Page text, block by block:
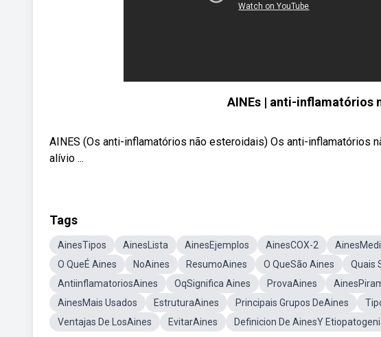
AINEs | anti-inflamatórios
AINES (Os anti-inflamatórios não esteroidais) Os anti-inflamatórios
alívio ...
Tags
AinesTipos AinesLista AinesEjemplos AinesCOX-2
O QueÉ Aines
NoAines ResumoAines O QueSão Aines Quais
AntiinflamatoriosAines
OqSignifica Aines ProvaAines
AinesMais Usados
EstruturaAines Principais Grupos DeAines
Ventajas De LosAines
EvitarAines Definicion De AinesY